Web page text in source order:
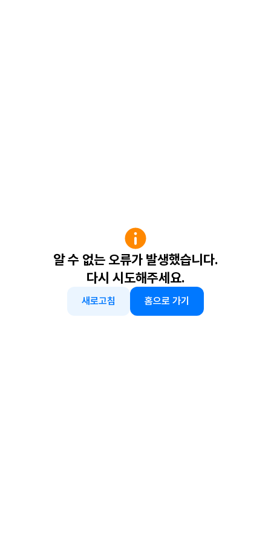
알 수 없는 오류가 발생했습니다.
다시 시도해주세요.
새로고침 홈으로 가기